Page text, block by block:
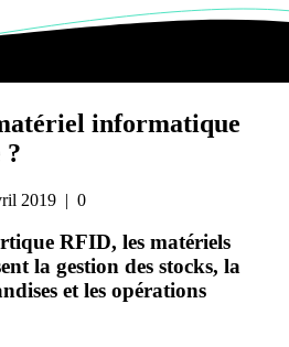
informatique
?
2019 | 0
RFID, les matériels
la gestion des stocks, la
et les opérations